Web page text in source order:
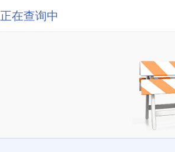
正在查询中